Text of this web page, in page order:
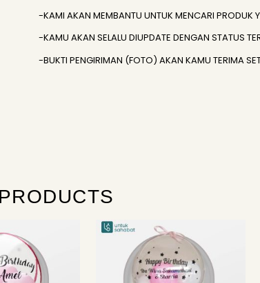
-KAMI AKAN MEMBANTU UNTUK MENCARI PRODUK
-KAMU AKAN SELALU DIUPDATE DENGAN STATUS
-BUKTI PENGIRIMAN (FOTO) AKAN KAMU TERIMA